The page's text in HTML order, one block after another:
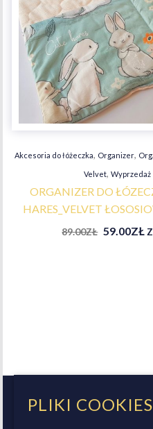
Akcesoria do łóżeczka, Organizer,
Velvet,Wyprzedaż
ORGANIZER DO
HARES_VELVET
89.00ZŁ 59.00ZŁ
PLIKI COOKIES